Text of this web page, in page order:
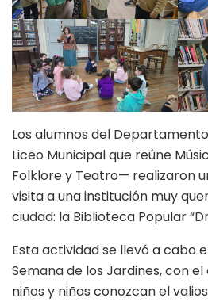
Los alumnos del
Liceo Municipal que reúne
Folklore y Teatro— realizaron
visita a una institución muy
ciudad: la Biblioteca Popular
Esta actividad se llevó a cabo
Semana de los Jardines, con
niños y niñas conozcan el